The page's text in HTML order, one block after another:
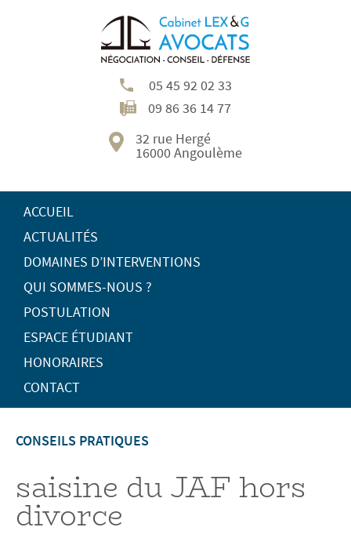
05 45 92 02 33
09 86 36 14 77
32 rue Hergé
16000 Angoulème
ACCUEIL
ACTUALITÉS
DOMAINES D’INTERVENTIONS
QUI SOMMES-NOUS ?
POSTULATION
ESPACE ÉTUDIANT
HONORAIRES
CONTACT
CONSEILS PRATIQUES
saisine du JAF hors
divorce